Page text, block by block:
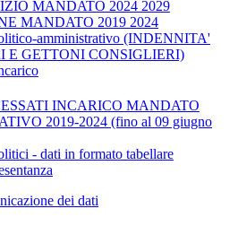
MANDATO 2024 2029
MANDATO 2019 2024
amministrativo (INDENNITA'
E GETTONI CONSIGLIERI)
INCARICO MANDATO
2019-2024 (fino al 09 giugno
- dati in formato tabellare
dei dati